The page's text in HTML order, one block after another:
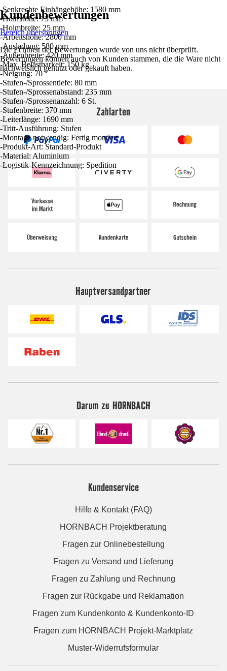
-Senkrechte Einhängehöhe: 1580 mm
-Holmhöhe: 73 mm
-Holmbreite: 25 mm
-Arbeitshöhe: 2800 mm
-Ausladung: 580 mm
-Außenbreite: 420 mm
-Max. Belastbarkeit: 150 kg
-Neigung: 70 °
-Stufen-/Sprossentiefe: 80 mm
-Stufen-/Sprossenabstand: 235 mm
-Stufen-/Sprossenanzahl: 6 St.
-Stufenbreite: 370 mm
-Leiterlänge: 1690 mm
-Tritt-Ausführung: Stufen
-Montage notwendig: Fertig montiert
-Produkt-Art: Standard-Produkt
-Material: Aluminium
-Logistik-Kennzeichnung: Spedition
Kundenbewertungen
Bereich überspringen
Die Echtheit der Bewertungen wurde von uns nicht überprüft.
Bewertungen können auch von Kunden stammen, die die Ware nicht
nachweislich genutzt oder gekauft haben.
Zahlarten
Hauptversandpartner
Darum zu HORNBACH
Kundenservice
Hilfe & Kontakt (FAQ)
HORNBACH Projektberatung
Fragen zur Onlinebestellung
Fragen zu Versand und Lieferung
Fragen zu Zahlung und Rechnung
Fragen zur Rückgabe und Reklamation
Fragen zum Kundenkonto & Kundenkonto-ID
Fragen zum HORNBACH Projekt-Marktplatz
Muster-Widerrufsformular